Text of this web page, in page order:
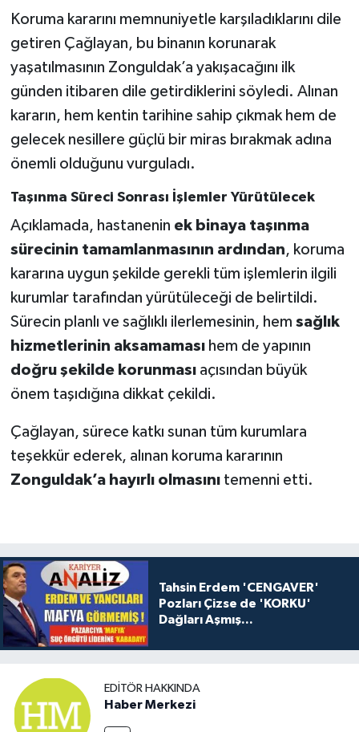
Koruma kararını memnuniyetle karşıladıklarını dile
getiren Çağlayan, bu binanın korunarak
yaşatılmasının Zonguldak’a yakışacağını ilk
günden itibaren dile getirdiklerini söyledi. Alınan
kararın, hem kentin tarihine sahip çıkmak hem de
gelecek nesillere güçlü bir miras bırakmak adına
önemli olduğunu vurguladı.
Taşınma Süreci Sonrası İşlemler Yürütülecek
Açıklamada, hastanenin ek binaya taşınma
sürecinin tamamlanmasının ardından, koruma
kararına uygun şekilde gerekli tüm işlemlerin ilgili
kurumlar tarafından yürütüleceği de belirtildi.
Sürecin planlı ve sağlıklı ilerlemesinin, hem sağlık
hizmetlerinin aksamamasıhem de yapının
doğru şekilde korunmasıaçısından büyük
önem taşıdığına dikkat çekildi.
Çağlayan, sürece katkı sunan tüm kurumlara
teşekkür ederek, alınan koruma kararının
Zonguldak’a hayırlı olmasınıtemenni etti.
Tahsin Erdem 'CENGAVER'
Pozları Çizse de 'KORKU'
Dağları Aşmış...
EDITÖR HAKKINDA
Haber Merkezi